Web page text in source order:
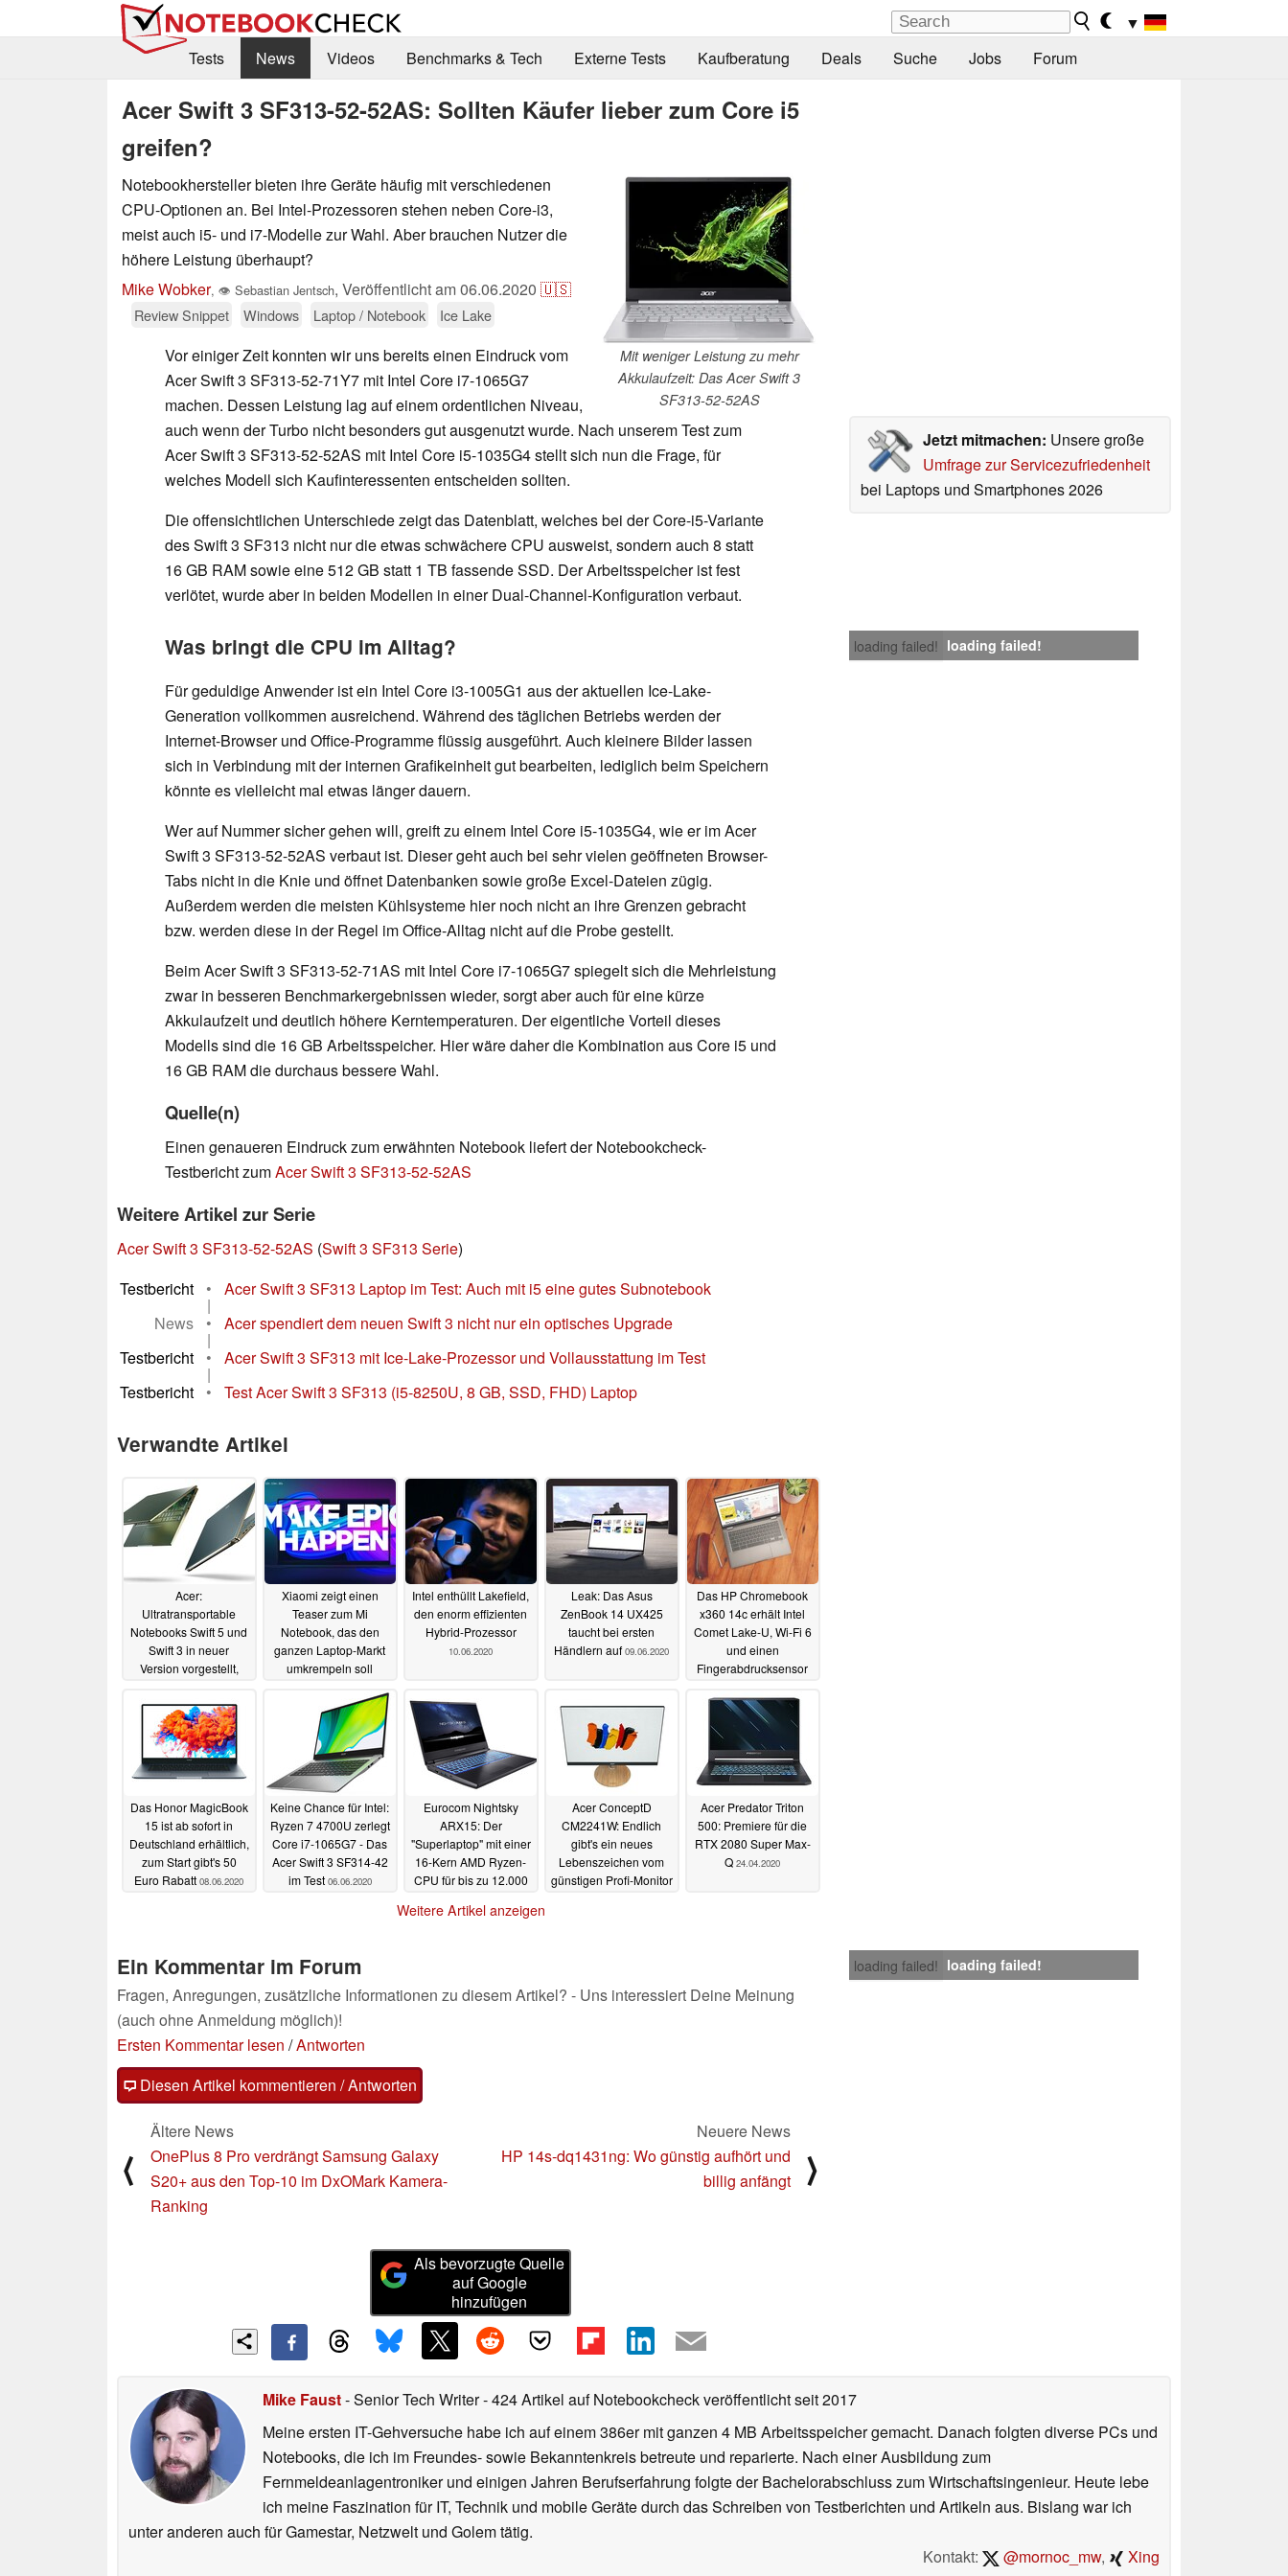
▼
Tests
News Videos Benchmarks & Tech Externe Tests Kaufberatung Deals Suche Jobs Forum
Acer Swift 3 SF313-52-52AS: Sollten Käufer lieber zum Core i5
greifen?
Mit weniger Leistung zu mehr
Akkulaufzeit: Das Acer Swift 3
SF313-52-52AS
Notebookhersteller bieten ihre Geräte häufig mit verschiedenen
CPU-Optionen an. Bei Intel-Prozessoren stehen neben Core-i3,
meist auch i5- und i7-Modelle zur Wahl. Aber brauchen Nutzer die
höhere Leistung überhaupt?
Mike Wobker, 👁 Sebastian Jentsch, Veröffentlicht am06.06.2020 🇺🇸
Review Snippet Windows Laptop / Notebook Ice Lake
Jetzt mitmachen: Unsere große
Umfrage zur Servicezufriedenheit
bei Laptops und Smartphones 2026
Vor einiger Zeit konnten wir uns bereits einen Eindruck vom
Acer Swift 3 SF313-52-71Y7 mit Intel Core i7-1065G7
machen. Dessen Leistung lag auf einem ordentlichen Niveau,
auch wenn der Turbo nicht besonders gut ausgenutzt wurde. Nach unserem Test zum
Acer Swift 3 SF313-52-52AS mit Intel Core i5-1035G4 stellt sich nun die Frage, für
welches Modell sich Kaufinteressenten entscheiden sollten.
Die offensichtlichen Unterschiede zeigt das Datenblatt, welches bei der Core-i5-Variante
des Swift 3 SF313 nicht nur die etwas schwächere CPU ausweist, sondern auch 8 statt
16 GB RAM sowie eine 512 GB statt 1 TB fassende SSD. Der Arbeitsspeicher ist fest
verlötet, wurde aber in beiden Modellen in einer Dual-Channel-Konfiguration verbaut.
loading failed! loading failed!
Was bringt die CPU im Alltag?
Für geduldige Anwender ist ein Intel Core i3-1005G1 aus der aktuellen Ice-Lake-
Generation vollkommen ausreichend. Während des täglichen Betriebs werden der
Internet-Browser und Office-Programme flüssig ausgeführt. Auch kleinere Bilder lassen
sich in Verbindung mit der internen Grafikeinheit gut bearbeiten, lediglich beim Speichern
könnte es vielleicht mal etwas länger dauern.
Wer auf Nummer sicher gehen will, greift zu einem Intel Core i5-1035G4, wie er im Acer
Swift 3 SF313-52-52AS verbaut ist. Dieser geht auch bei sehr vielen geöffneten Browser-
Tabs nicht in die Knie und öffnet Datenbanken sowie große Excel-Dateien zügig.
Außerdem werden die meisten Kühlsysteme hier noch nicht an ihre Grenzen gebracht
bzw. werden diese in der Regel im Office-Alltag nicht auf die Probe gestellt.
Beim Acer Swift 3 SF313-52-71AS mit Intel Core i7-1065G7 spiegelt sich die Mehrleistung
zwar in besseren Benchmarkergebnissen wieder, sorgt aber auch für eine kürze
Akkulaufzeit und deutlich höhere Kerntemperaturen. Der eigentliche Vorteil dieses
Modells sind die 16 GB Arbeitsspeicher. Hier wäre daher die Kombination aus Core i5 und
16 GB RAM die durchaus bessere Wahl.
Quelle(n)
Einen genaueren Eindruck zum erwähnten Notebook liefert der Notebookcheck-
Testbericht zumAcer Swift 3 SF313-52-52AS
Weitere Artikel zur Serie
Acer Swift 3 SF313-52-52AS (Swift 3 SF313 Serie)
Testbericht
• Acer Swift 3 SF313 Laptop im Test: Auch mit i5 eine gutes Subnotebook
|
News
• Acer spendiert dem neuen Swift 3 nicht nur ein optisches Upgrade
|
Testbericht
• Acer Swift 3 SF313 mit Ice-Lake-Prozessor und Vollausstattung im Test
|
Testbericht
• Test Acer Swift 3 SF313 (i5-8250U, 8 GB, SSD, FHD) Laptop
Verwandte Artikel
Acer:
Ultratransportable
Notebooks Swift 5 und
Swift 3 in neuer
Version vorgestellt,
antimikrobiellen Gorilla
Glass26.02.2022
Xiaomi zeigt einen
Teaser zum Mi
Notebook, das den
ganzen Laptop-Markt
umkrempeln soll
Intel enthüllt Lakefield,
den enorm effizienten
Hybrid-Prozessor
10.06.2020
Leak: Das Asus
ZenBook 14 UX425
taucht bei ersten
Händlern auf 09.06.2020
Das HP Chromebook
x360 14c erhält Intel
Comet Lake-U, Wi-Fi 6
und einen
Fingerabdrucksensor
Das Honor MagicBook
15 ist ab sofort in
Deutschland erhältlich,
zum Start gibt's 50
Euro Rabatt 08.06.2020
Keine Chance für Intel:
Ryzen 7 4700U zerlegt
Core i7-1065G7 - Das
Acer Swift 3 SF314-42
im Test 06.06.2020
Eurocom Nightsky
ARX15: Der
"Superlaptop" mit einer
16-Kern AMD Ryzen-
CPU für bis zu 12.000
Acer ConceptD
CM2241W: Endlich
gibt's ein neues
Lebenszeichen vom
günstigen Profi-Monitor
Acer Predator Triton
500: Premiere für die
RTX 2080 Super Max-
Q 24.04.2020
Weitere Artikel anzeigen
loading failed! loading failed!
Ein Kommentar im Forum
Fragen, Anregungen, zusätzliche Informationen zu diesem Artikel? - Uns interessiert Deine Meinung
(auch ohne Anmeldung möglich)!
Ersten Kommentar lesen /Antworten
Diesen Artikel kommentieren / Antworten
⟨
Ältere News
OnePlus 8 Pro verdrängt Samsung Galaxy
S20+ aus den Top-10 im DxOMark Kamera-
Ranking
Neuere News
HP 14s-dq1431ng: Wo günstig aufhört und
billig anfängt
⟩
Als bevorzugte Quelle
auf Google
hinzufügen
Mike Faust- Senior Tech Writer- 424 Artikel auf Notebookcheck veröffentlichtseit 2017
Meine ersten IT-Gehversuche habe ich auf einem 386er mit ganzen 4 MB Arbeitsspeicher gemacht. Danach folgten diverse PCs und
Notebooks, die ich im Freundes- sowie Bekanntenkreis betreute und reparierte. Nach einer Ausbildung zum
Fernmeldeanlagentroniker und einigen Jahren Berufserfahrung folgte der Bachelorabschluss zum Wirtschaftsingenieur. Heute lebe
ich meine Faszination für IT, Technik und mobile Geräte durch das Schreiben von Testberichten und Artikeln aus. Bislang war ich
unter anderen auch für Gamestar, Netzwelt und Golem tätig.
Kontakt:
@mornoc_mw, Xing